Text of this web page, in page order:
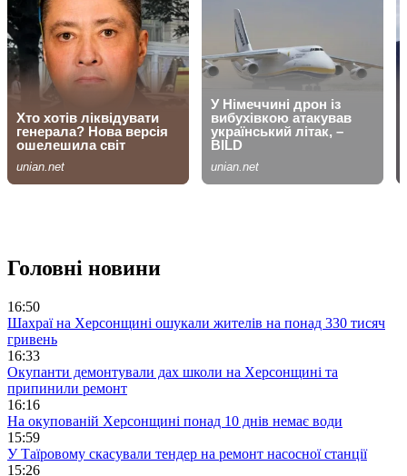
Головні новини
16:50
Шахраї на Херсонщині ошукали жителів на понад 330 тисяч
гривень
16:33
Окупанти демонтували дах школи на Херсонщині та
припинили ремонт
16:16
На окупованій Херсонщині понад 10 днів немає води
15:59
У Таїровому скасували тендер на ремонт насосної станції
15:26